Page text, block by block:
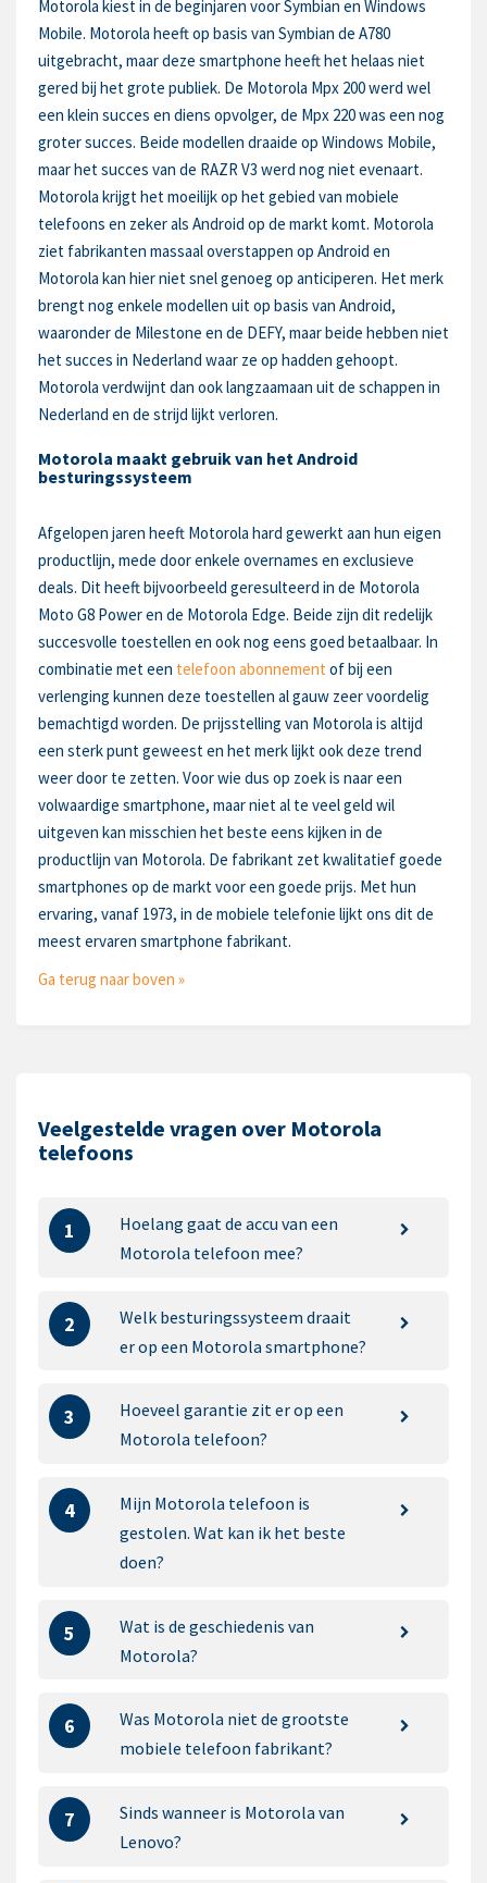
Motorola kiest in de beginjaren voor Symbian en Windows
Mobile. Motorola heeft op basis van Symbian de A780
uitgebracht, maar deze smartphone heeft het helaas niet
gered bij het grote publiek. De Motorola Mpx 200 werd wel
een klein succes en diens opvolger, de Mpx 220 was een nog
groter succes. Beide modellen draaide op Windows Mobile,
maar het succes van de RAZR V3 werd nog niet evenaart.
Motorola krijgt het moeilijk op het gebied van mobiele
telefoons en zeker als Android op de markt komt. Motorola
ziet fabrikanten massaal overstappen op Android en
Motorola kan hier niet snel genoeg op anticiperen. Het merk
brengt nog enkele modellen uit op basis van Android,
waaronder de Milestone en de DEFY, maar beide hebben niet
het succes in Nederland waar ze op hadden gehoopt.
Motorola verdwijnt dan ook langzaamaan uit de schappen in
Nederland en de strijd lijkt verloren.
Motorola maakt gebruik van het Android
besturingssysteem
Afgelopen jaren heeft Motorola hard gewerkt aan hun eigen
productlijn, mede door enkele overnames en exclusieve
deals. Dit heeft bijvoorbeeld geresulteerd in de Motorola
Moto G8 Power en de Motorola Edge. Beide zijn dit redelijk
succesvolle toestellen en ook nog eens goed betaalbaar. In
combinatie met een telefoon abonnement of bij een
verlenging kunnen deze toestellen al gauw zeer voordelig
bemachtigd worden. De prijsstelling van Motorola is altijd
een sterk punt geweest en het merk lijkt ook deze trend
weer door te zetten. Voor wie dus op zoek is naar een
volwaardige smartphone, maar niet al te veel geld wil
uitgeven kan misschien het beste eens kijken in de
productlijn van Motorola. De fabrikant zet kwalitatief goede
smartphones op de markt voor een goede prijs. Met hun
ervaring, vanaf 1973, in de mobiele telefonie lijkt ons dit de
meest ervaren smartphone fabrikant.
Ga terug naar boven »
Veelgestelde vragen over Motorola
telefoons
1
Hoelang gaat de accu van een
Motorola telefoon mee?
2
Welk besturingssysteem draait
er op een Motorola smartphone?
3
Hoeveel garantie zit er op een
Motorola telefoon?
4
Mijn Motorola telefoon is
gestolen. Wat kan ik het beste
doen?
5
Wat is de geschiedenis van
Motorola?
6
Was Motorola niet de grootste
mobiele telefoon fabrikant?
7
Sinds wanneer is Motorola van
Lenovo?